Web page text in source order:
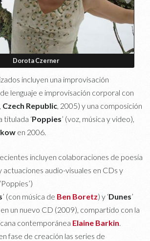
Dorota Czerner
incluyen una improvisación
lenguaje e improvisación corporal con
, Czech Republic, 2005) y una composición
titulada ‘Poppies’ (voz, música y video),
en 2006.
incluyen colaboraciones de poesía
actuaciones audio-visuales en CDs y
’ (con música de Ben Boretz) y ‘Dunes’
un nuevo CD (2009), compartido con la
contemporánea Elaine Barkin.
fase de creación las series de